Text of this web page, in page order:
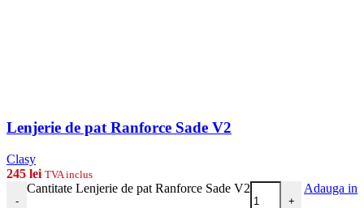
Lenjerie de pat Ranforce Sade V2
Clasy
245 lei TVA inclus
-
Cantitate Lenjerie de pat Ranforce Sade V2
+
Adauga in